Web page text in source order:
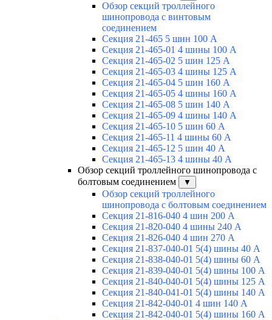
Обзор секций троллейного
шинопровода с винтовым
соединением
Секция 21-465 5 шин 100 А
Секция 21-465-01 4 шины 100 А
Секция 21-465-02 5 шин 125 А
Секция 21-465-03 4 шины 125 А
Секция 21-465-04 5 шин 160 А
Секция 21-465-05 4 шины 160 А
Секция 21-465-08 5 шин 140 А
Секция 21-465-09 4 шины 140 А
Секция 21-465-10 5 шин 60 А
Секция 21-465-11 4 шины 60 А
Секция 21-465-12 5 шин 40 А
Секция 21-465-13 4 шины 40 А
Обзор секций троллейного шинопровода с
болтовым соединением
▼
Обзор секций троллейного
шинопровода с болтовым соединением
Секция 21-816-040 4 шин 200 А
Секция 21-820-040 4 шины 240 А
Секция 21-826-040 4 шин 270 А
Секция 21-837-040-01 5(4) шины 40 А
Секция 21-838-040-01 5(4) шины 60 А
Секция 21-839-040-01 5(4) шины 100 А
Секция 21-840-040-01 5(4) шины 125 А
Секция 21-840-041-01 5(4) шины 140 А
Секция 21-842-040-01 4 шин 140 А
Секция 21-842-040-01 5(4) шины 160 А